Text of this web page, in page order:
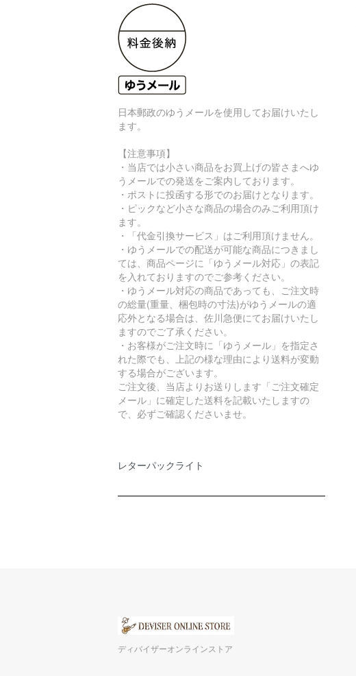
日本郵政のゆうメールを使用してお届けいたし
ます。
【注意事項】
・当店では小さい商品をお買上げの皆さまへゆ
うメールでの発送をご案内しております。
・ポストに投函する形でのお届けとなります。
・ピックなど小さな商品の場合のみご利用頂け
ます。
・「代金引換サービス」はご利用頂けません。
・ゆうメールでの配送が可能な商品につきまし
ては、商品ページに「ゆうメール対応」の表記
を入れておりますのでご参考ください。
・ゆうメール対応の商品であっても、ご注文時
の総量(重量、梱包時の寸法)がゆうメールの適
応外となる場合は、佐川急便にてお届けいたし
ますのでご了承ください。
・お客様がご注文時に「ゆうメール」を指定さ
れた際でも、上記の様な理由により送料が変動
する場合がございます。
ご注文後、当店よりお送りします「ご注文確定
メール」に確定した送料を記載いたしますの
で、必ずご確認くださいませ。
レターパックライト
ディバイザーオンラインストア